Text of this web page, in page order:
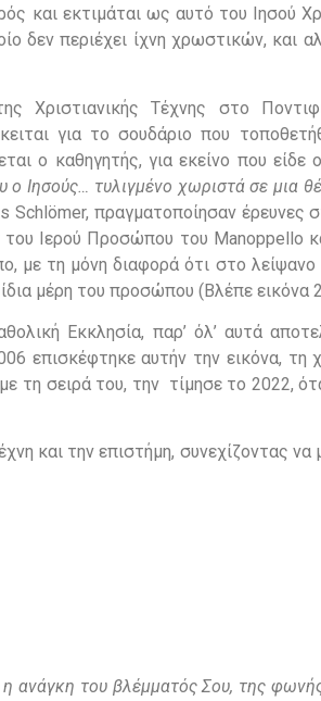
και εκτιμάται ως αυτό του Ιησού
δεν περιέχει ίχνη χρωστικών, και
Χριστιανικής Τέχνης στο
για το σουδάριο που
ο καθηγητής, για εκείνο που είδε
Ιησούς… τυλιγμένο χωριστά σε μια
Schlömer, πραγματοποίησαν έρευνες
Ιερού Προσώπου του Manoppello
με τη μόνη διαφορά ότι στο
μέρη του προσώπου (Βλέπε εικόνα
Εκκλησία, παρ’ όλ’ αυτά
επισκέφτηκε αυτήν την εικόνα, τη
τη σειρά του, την τίμησε το 2022,
και την επιστήμη, συνεχίζοντας να
ανάγκη του βλέμματός Σου, της